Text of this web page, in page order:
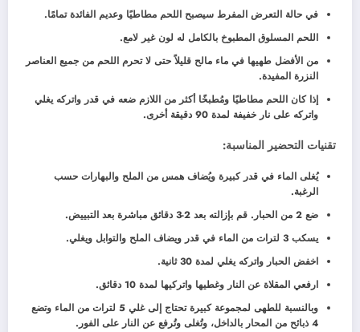
في حالة التعرض المفرط سيصبح اللحم مطاطيًا وعديم الفائدة تمامًا.
اللحم المسلوق المطبوخ بالكامل له لون غير لامع.
من الأفضل طهيها في ماء مالح قليلاً حتى لا تحرم اللحم من جميع العناصر
النزرة المفيدة.
إذا كان اللحم مطاطيًا ومُطبخًا أكثر من اللازم ضعه في قدر واتركه يغلي
واتركه على نار خفيفة لمدة 90 دقيقة أخرى.
تقنيات التحضير المناسبة:
يُغلى الماء في قدر كبيرة ويُضاف همس من الملح والبهارات حسب
الرغبة.
ضع 2 من الحبار. قم بإزالته بعد 2-3 دقائق مباشرة بعد التبييض.
يسكب 3 لترات من الماء في قدر ويضاف الملح والتوابل ويغلي.
اخفض الحبار واتركه يغلي لمدة 30 ثانية.
ارفعي المقلاة عن النار وغطيها واتركيها لمدة 10 دقائق.
وبالنسبة للطهى لمجموعة كبيرة تحتاج إلى غلي 5 لترات من الماء وتضع
4 ذبائح من المحار بالداخل، وتُغلى وتُرفع عن النار على الفور.